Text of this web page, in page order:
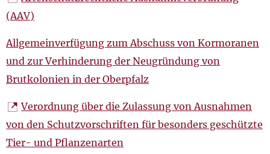
(AAV)
Allgemeinverfügung zum Abschuss von Kormoranen
und zur Verhinderung der Neugründung von
Brutkolonien in der Oberpfalz
Verordnung über die Zulassung von Ausnahmen
von den Schutzvorschriften für besonders geschützte
Tier- und Pflanzenarten